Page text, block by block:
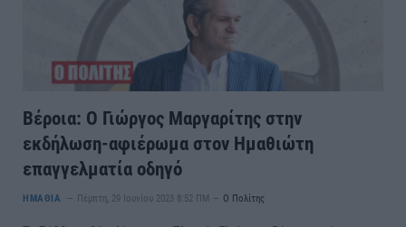
Βέροια: Ο Γιώργος Μαργαρίτης στην
εκδήλωση-αφιέρωμα στον Ημαθιώτη
επαγγελματία οδηγό
ΗΜΑΘΙΑ Πέμπτη, 29 Ιουνίου 2023 8:52 ΠΜ Ο Πολίτης